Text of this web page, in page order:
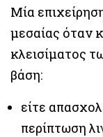
Mία
μεσαίας όταν
κλεισίματος
βάση:
είτε
περίπτωση